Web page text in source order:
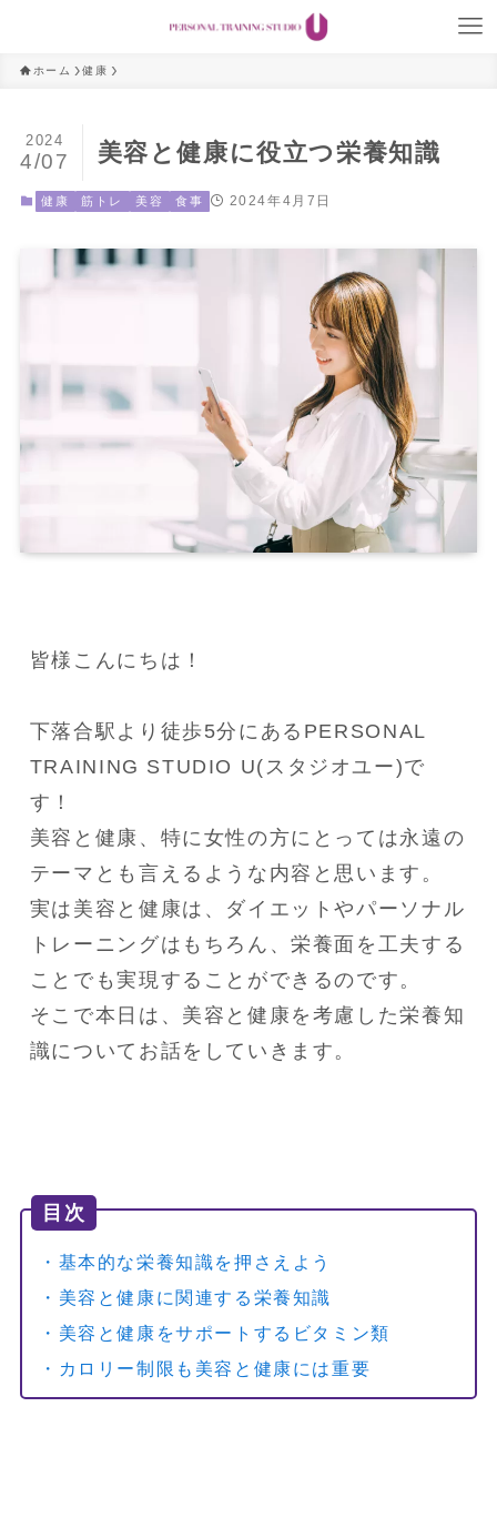
ホーム 健康
美容と健康に役立つ栄養知識
2024
4/07
健康 筋トレ 美容 食事 2024年4月7日
皆様こんにちは！
下落合駅より徒歩5分にあるPERSONAL
TRAINING STUDIO U(スタジオユー)で
す！
美容と健康、特に女性の方にとっては永遠の
テーマとも言えるような内容と思います。
実は美容と健康は、ダイエットやパーソナル
トレーニングはもちろん、栄養面を工夫する
ことでも実現することができるのです。
そこで本日は、美容と健康を考慮した栄養知
識についてお話をしていきます。
目次
・基本的な栄養知識を押さえよう
・美容と健康に関連する栄養知識
・美容と健康をサポートするビタミン類
・カロリー制限も美容と健康には重要